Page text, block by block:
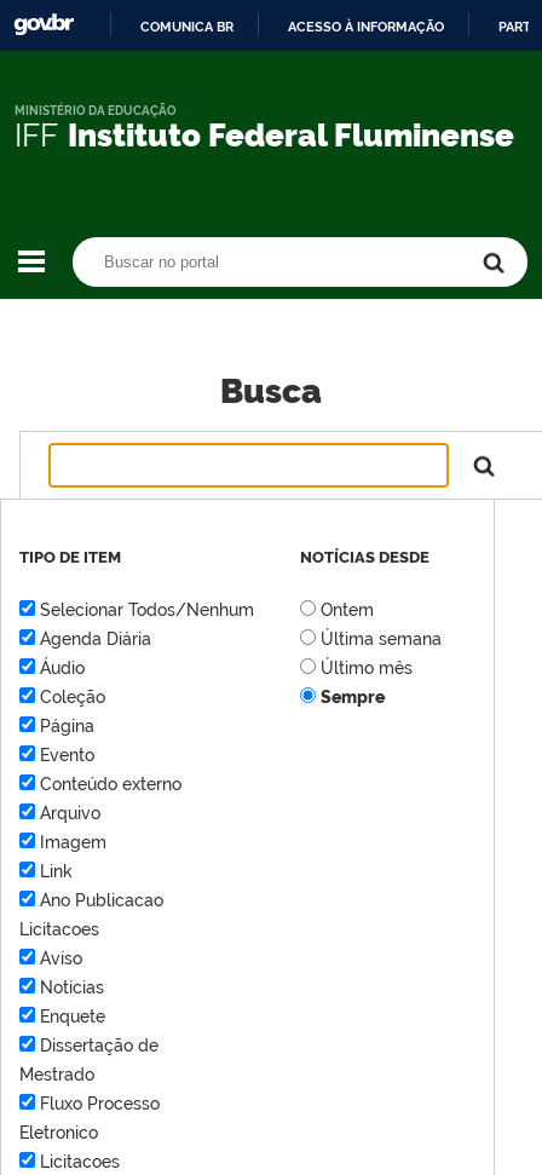
CONTEÚDO
COMUNICA BR ACESSO À INFORMAÇÃO
IFF Instituto Federal Fluminense
MINISTÉRIO DA EDUCAÇÃO
Busca
TIPO DE ITEM
Selecionar Todos/Nenhum
Agenda Diária
Áudio
Coleção
Página
Evento
Conteúdo externo
Arquivo
Imagem
Link
Ano Publicacao
Licitacoes
Aviso
Notícias
Enquete
Dissertação de
Mestrado
Fluxo Processo
Eletronico
Licitacoes
NOTÍCIAS DESDE
Ontem
Última semana
Último mês
Sempre